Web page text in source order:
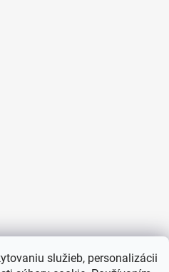
služieb, personalizácii